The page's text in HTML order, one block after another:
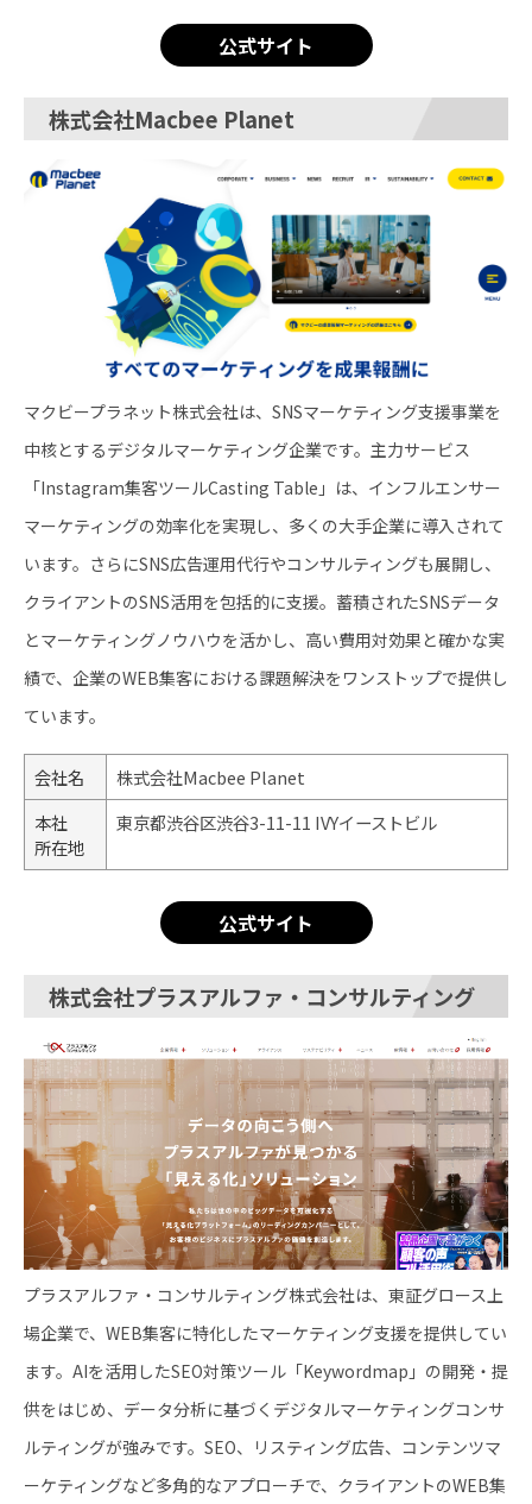
公式サイト
株式会社Macbee Planet
マクビープラネット株式会社は、SNSマーケティング支援事業を
中核とするデジタルマーケティング企業です。主力サービス
「Instagram集客ツールCasting Table」は、インフルエンサー
マーケティングの効率化を実現し、多くの大手企業に導入されて
います。さらにSNS広告運用代行やコンサルティングも展開し、
クライアントのSNS活用を包括的に支援。蓄積されたSNSデータ
とマーケティングノウハウを活かし、高い費用対効果と確かな実
績で、企業のWEB集客における課題解決をワンストップで提供し
ています。
会社名
株式会社Macbee Planet
本社
所在地
東京都渋谷区渋谷3-11-11 IVYイーストビル
公式サイト
株式会社プラスアルファ・コンサルティング
プラスアルファ・コンサルティング株式会社は、東証グロース上
場企業で、WEB集客に特化したマーケティング支援を提供してい
ます。AIを活用したSEO対策ツール「Keywordmap」の開発・提
供をはじめ、データ分析に基づくデジタルマーケティングコンサ
ルティングが強みです。SEO、リスティング広告、コンテンツマ
ーケティングなど多角的なアプローチで、クライアントのWEB集